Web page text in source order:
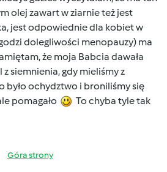
olej zawart w ziarnie też jest
jest odpowiednie dla kobiet w
dolegliwości menopauzy) ma
że moja Babcia dawała
siemnienia, gdy mieliśmy z
było ochydztwo i broniliśmy się
pomagało
To chyba tyle tak
Góra strony